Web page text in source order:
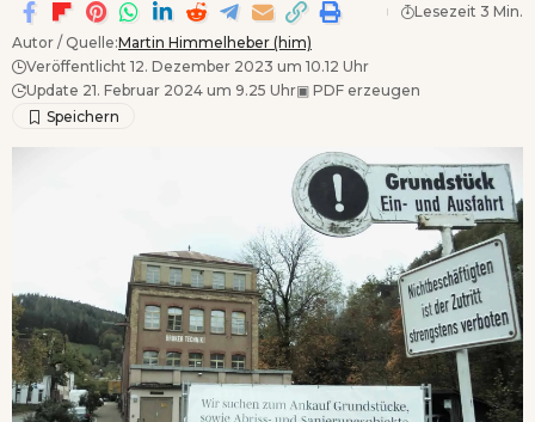
Autor / Quelle:Martin Himmelheber (him)
Veröffentlicht 12. Dezember 2023 um 10.12 Uhr
Update 21. Februar 2024 um 9.25 Uhr▣ PDF erzeugen
Lesezeit 3 Min.